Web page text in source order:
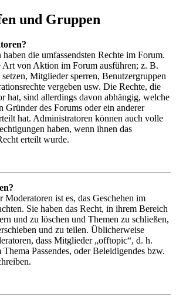
und Gruppen
die umfassendsten Rechte im Forum.
Art von Aktion im Forum ausführen; z. B.
Mitglieder sperren, Benutzergruppen
vergeben usw. Die Rechte, die
hat, sind allerdings davon abhängig, welche
Gründer des Forums oder ein anderer
hat. Administratoren können auch volle
haben, wenn ihnen das
erteilt wurde.
Moderatoren ist es, das Geschehen im
Sie haben das Recht, in ihrem Bereich
und zu löschen und Themen zu schließen,
und zu teilen. Üblicherweise
dass Mitglieder „offtopic“, d. h.
Passendes, oder Beleidigendes bzw.